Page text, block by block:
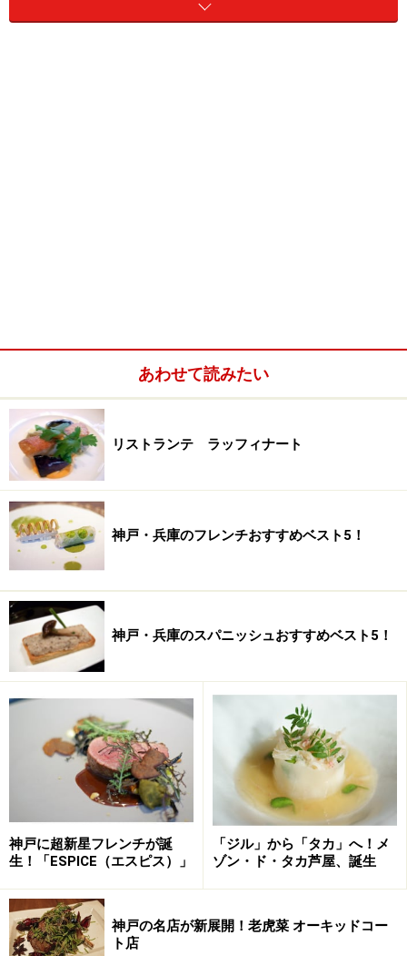
身を置きながら、日本の良さを取り入れたフレンチを楽
41年(1908)フランス人貿易商グラシアニさんが自邸とし
て建設された館。
シンプルでエレガントな店内。落ち着きます。
神戸に西洋館は数あれど、見学用ではなく、当時のエキ
ゾチックな佇まいの中でゆったりと食事のできるレスト
ランとして有効活用されている例は数えるほどしかあり
ませんし、料理の素晴らしさも含めて、神戸フレンチ中
でもとりわけ類稀な存在感を放っているのです。
シェフの森永正宏さん。
このレストランの総料理長は、京都ご出身の森永 正宏
氏さん。東京のフレンチの名店「シェ・イノ」で6年も
の間、基礎をみっちり修行後、1993年に渡仏。パリの三
ツ星「ギー・サヴォワ」、ボルドーの「グラヴリエ」、
ロアンヌの三ツ星「トロワグロ」、ローザンヌ郊外の三
ツ星「シェ・ジラルデ」など、そうそうたる店で腕を磨
かれました。
あわせて読みたい
リストランテ ラッフィナート
神戸・兵庫のフレンチおすすめベスト5！
神戸・兵庫のスパニッシュおすすめベスト5！
神戸に超新星フレンチが誕
生！「ESPICE（エスピス）」
「ジル」から「タカ」へ！メ
ゾン・ド・タカ芦屋、誕生
神戸の名店が新展開！老虎菜 オーキッドコー
ト店